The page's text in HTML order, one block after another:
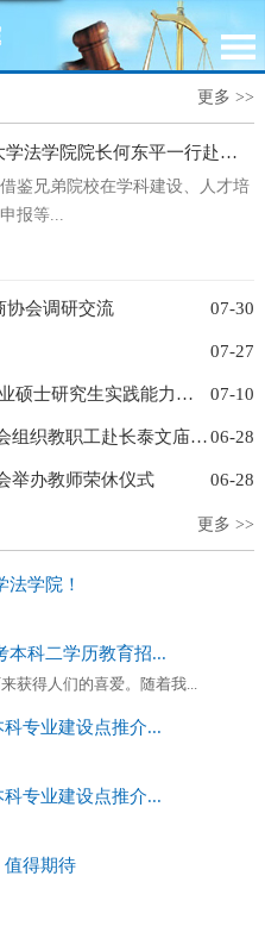
更多 >>
闽南师范大学法学院院长何东平一行赴暨南大学调研交流
鉴兄弟院校在学科建设、人才培
报等...
07-30
协会调研交流
07-27
07-10
践能力提升”座谈会圆满举行
06-28
赴长泰文庙开展主题团建活动
06-28
举办教师荣休仪式
更多 >>
法学院！
本科二学历教育招...
获得人们的喜爱。随着我...
专业建设点推介...
专业建设点推介...
值得期待